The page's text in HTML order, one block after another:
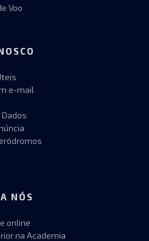
Voo
e-mail
NÓS
online
na Academia